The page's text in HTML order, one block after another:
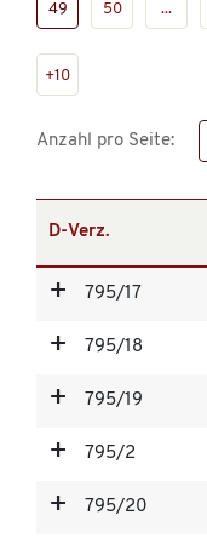
49 50 ...
+10
Anzahl pro Seite:
D-Verz.
795/17
795/18
795/19
795/2
795/20